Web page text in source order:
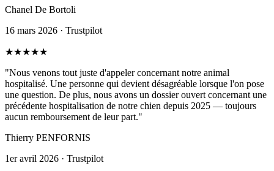
Chanel De Bortoli
16 mars 2026 · Trustpilot
★★★★★
"Nous venons tout juste d'appeler concernant notre animal
hospitalisé. Une personne qui devient désagréable lorsque l'on pose
une question. De plus, nous avons un dossier ouvert concernant une
précédente hospitalisation de notre chien depuis 2025 — toujours
aucun remboursement de leur part."
Thierry PENFORNIS
1er avril 2026 · Trustpilot